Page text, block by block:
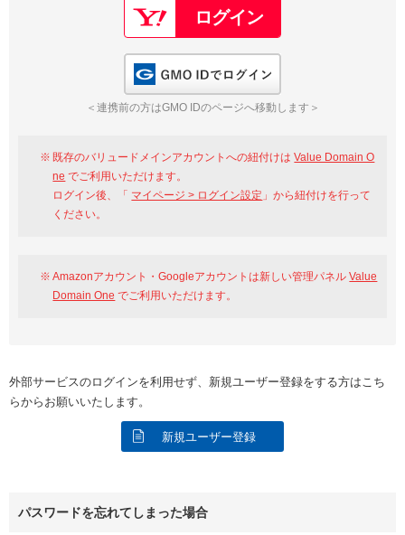
Google
GMO ID Amazon
※AmazonはValue Domain Oneのログイン画面へ遷移します
以下でも登録可能
Google Yahoo!
GMO ID
＜連携前の方はGMO IDのページへ移動します＞
既存のバリュードメインアカウントへの紐付けはValue Domain O
ne でご利用いただけます。
ログイン後、「 マイページ > ログイン設定 」から紐付けを行って
ください。
Amazonアカウント・Googleアカウントは新しい管理パネルValue
Domain One でご利用いただけます。
外部サービスのログインを利用せず、新規ユーザー登録をする方はこち
らからお願いいたします。
新規ユーザー登録
パスワードを忘れてしまった場合